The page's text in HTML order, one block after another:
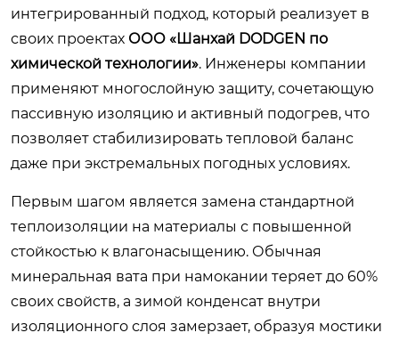
интегрированный подход, который реализует в
своих проектах ООО «Шанхай DODGEN по
химической технологии». Инженеры компании
применяют многослойную защиту, сочетающую
пассивную изоляцию и активный подогрев, что
позволяет стабилизировать тепловой баланс
даже при экстремальных погодных условиях.
Первым шагом является замена стандартной
теплоизоляции на материалы с повышенной
стойкостью к влагонасыщению. Обычная
минеральная вата при намокании теряет до 60%
своих свойств, а зимой конденсат внутри
изоляционного слоя замерзает, образуя мостики